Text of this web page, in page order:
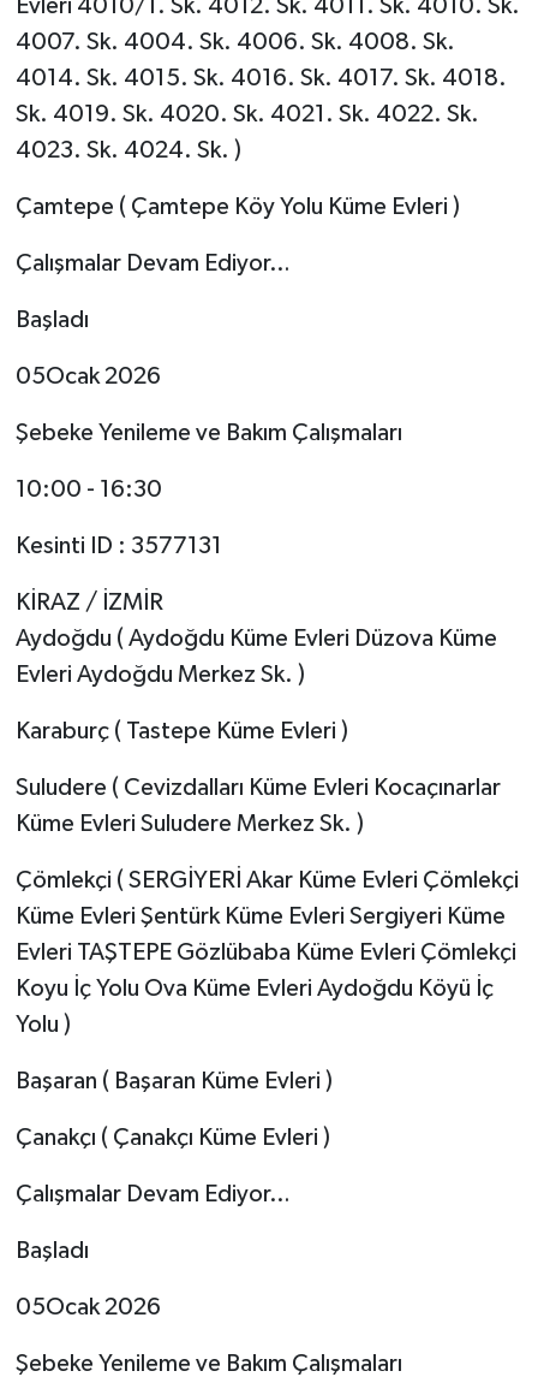
Evleri 4010/1. Sk. 4012. Sk. 4011. Sk. 4010. Sk.
4007. Sk. 4004. Sk. 4006. Sk. 4008. Sk.
4014. Sk. 4015. Sk. 4016. Sk. 4017. Sk. 4018.
Sk. 4019. Sk. 4020. Sk. 4021. Sk. 4022. Sk.
4023. Sk. 4024. Sk. )
Çamtepe ( Çamtepe Köy Yolu Küme Evleri )
Çalışmalar Devam Ediyor…
Başladı
05Ocak 2026
Şebeke Yenileme ve Bakım Çalışmaları
10:00 - 16:30
Kesinti ID : 3577131
KİRAZ / İZMİR
Aydoğdu ( Aydoğdu Küme Evleri Düzova Küme
Evleri Aydoğdu Merkez Sk. )
Karaburç ( Tastepe Küme Evleri )
Suludere ( Cevizdalları Küme Evleri Kocaçınarlar
Küme Evleri Suludere Merkez Sk. )
Çömlekçi ( SERGİYERİ Akar Küme Evleri Çömlekçi
Küme Evleri Şentürk Küme Evleri Sergiyeri Küme
Evleri TAŞTEPE Gözlübaba Küme Evleri Çömlekçi
Koyu İç Yolu Ova Küme Evleri Aydoğdu Köyü İç
Yolu )
Başaran ( Başaran Küme Evleri )
Çanakçı ( Çanakçı Küme Evleri )
Çalışmalar Devam Ediyor…
Başladı
05Ocak 2026
Şebeke Yenileme ve Bakım Çalışmaları